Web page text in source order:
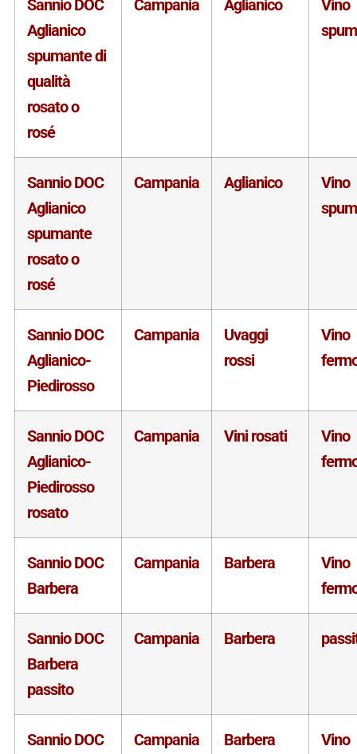
Sannio DOC
Aglianico
spumante di
qualità
rosato o
rosé
Campania Aglianico
Vino
Sannio DOC
Aglianico
spumante
rosato o
rosé
Campania Aglianico
Vino
Sannio DOC
Aglianico-
Piedirosso
Campania
Uvaggi
rossi
Vino
Sannio DOC
Aglianico-
Piedirosso
rosato
Campania Vini rosati
Vino
Sannio DOC
Barbera
Campania Barbera
Vino
Sannio DOC
Barbera
passito
Campania Barbera
Sannio DOC
Campania Barbera
Vino